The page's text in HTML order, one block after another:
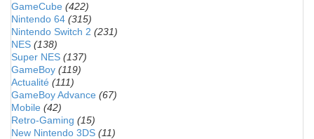
GameCube (422)
Nintendo 64 (315)
Nintendo Switch 2 (231)
NES (138)
Super NES (137)
GameBoy (119)
Actualité (111)
GameBoy Advance (67)
Mobile (42)
Retro-Gaming (15)
New Nintendo 3DS (11)